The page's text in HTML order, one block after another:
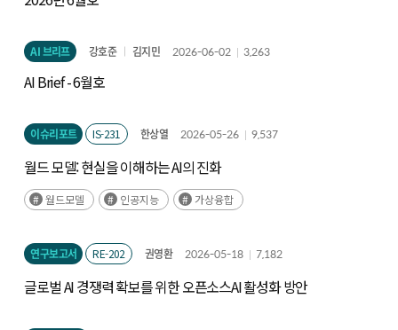
AI 브리프 강호준 김지민 2026-06-02 3,263
AI Brief - 6월호
이슈리포트 IS-231 한상열 2026-05-26 9,537
월드 모델: 현실을 이해하는 AI의 진화
월드모델 인공지능 가상융합
연구보고서 RE-202 권영환 2026-05-18 7,182
글로벌 AI 경쟁력 확보를 위한 오픈소스AI 활성화 방안